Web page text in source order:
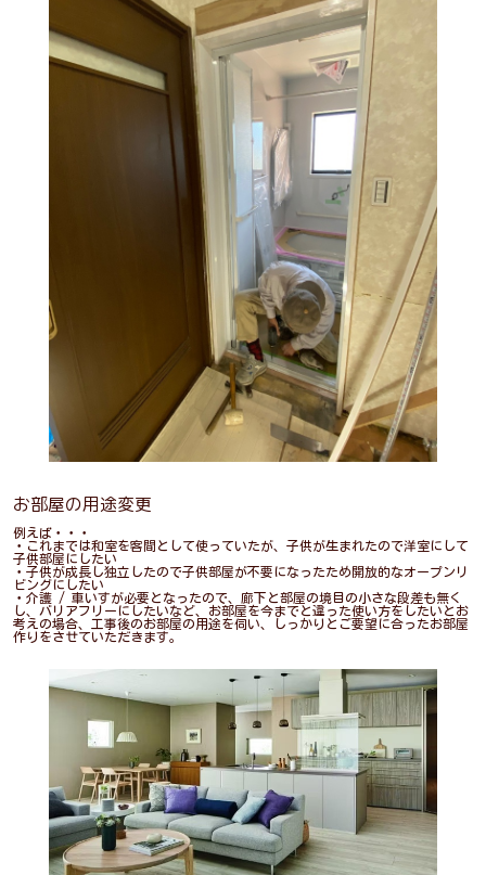
お部屋の用途変更
例えば・・・
・これまでは和室を客間として使っていたが、子供が生まれたので洋室にして
子供部屋にしたい
・子供が成長し独立したので子供部屋が不要になったため開放的なオープンリ
ビングにしたい
・介護 / 車いすが必要となったので、廊下と部屋の境目の小さな段差も無く
し、バリアフリーにしたいなど、お部屋を今までと違った使い方をしたいとお
考えの場合、工事後のお部屋の用途を伺い、しっかりとご要望に合ったお部屋
作りをさせていただきます。